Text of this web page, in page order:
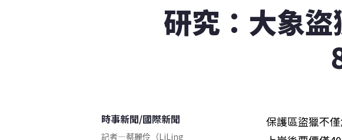
研究：大象
時事新聞/國際新聞
記者—蔡麗伶（LiLing
保護區盜獵不